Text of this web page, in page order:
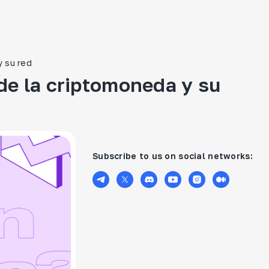
su red
la criptomoneda y su
Subscribe to us on social networks: